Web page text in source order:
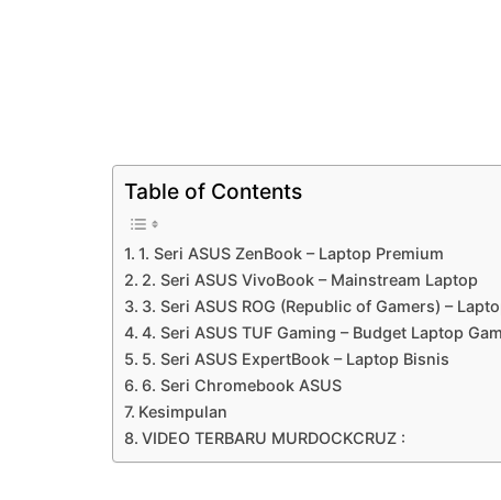
Table of Contents
1. Seri ASUS ZenBook – Laptop Premium
2. Seri ASUS VivoBook – Mainstream Laptop
3. Seri ASUS ROG (Republic of Gamers) –
4. Seri ASUS TUF Gaming – Budget Laptop
5. Seri ASUS ExpertBook – Laptop Bisnis
6. Seri Chromebook ASUS
Kesimpulan
VIDEO TERBARU MURDOCKCRUZ :